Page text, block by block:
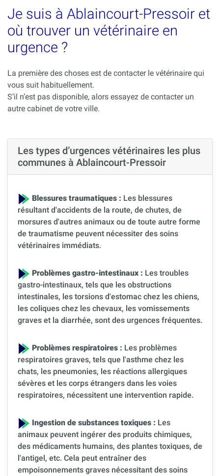
Je suis à Ablaincourt-Pressoir et
où trouver un vétérinaire en
urgence ?
La première des choses est de contacter le vétérinaire qui
vous suit habituellement.
S’il n’est pas disponible, alors essayez de contacter un
autre cabinet de votre ville.
Les types d’urgences vétérinaires les plus
communes à Ablaincourt-Pressoir
Blessures traumatiques : Les blessures
résultant d'accidents de la route, de chutes, de
morsures d'autres animaux ou de toute autre forme
de traumatisme peuvent nécessiter des soins
vétérinaires immédiats.
Problèmes gastro-intestinaux : Les troubles
gastro-intestinaux, tels que les obstructions
intestinales, les torsions d'estomac chez les chiens,
les coliques chez les chevaux, les vomissements
graves et la diarrhée, sont des urgences fréquentes.
Problèmes respiratoires : Les problèmes
respiratoires graves, tels que l'asthme chez les
chats, les pneumonies, les réactions allergiques
sévères et les corps étrangers dans les voies
respiratoires, nécessitent une intervention rapide.
Ingestion de substances toxiques : Les
animaux peuvent ingérer des produits chimiques,
des médicaments humains, des plantes toxiques, de
l'antigel, etc. Cela peut entraîner des
empoisonnements graves nécessitant des soins